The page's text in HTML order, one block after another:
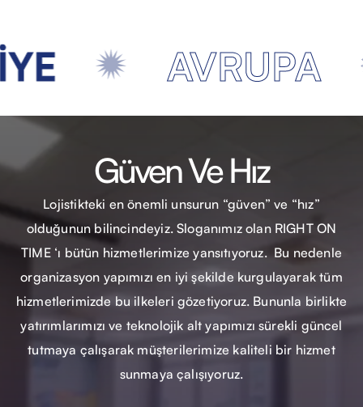
AVRUPA
Güven Ve Hız
Lojistikteki en önemli unsurun “güven” ve “hız”
olduğunun bilincindeyiz. Sloganımız olan RIGHT ON
TIME ‘ı bütün hizmetlerimize yansıtıyoruz. Bu nedenle
organizasyon yapımızı en iyi şekilde kurgulayarak tüm
hizmetlerimizde bu ilkeleri gözetiyoruz. Bununla birlikte
yatırımlarımızı ve teknolojik alt yapımızı sürekli güncel
tutmaya çalışarak müşterilerimize kaliteli bir hizmet
sunmaya çalışıyoruz.